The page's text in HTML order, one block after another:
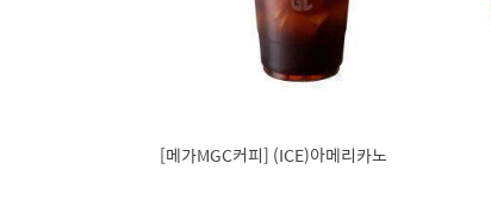
[메가MGC커피] (ICE)아메리카노